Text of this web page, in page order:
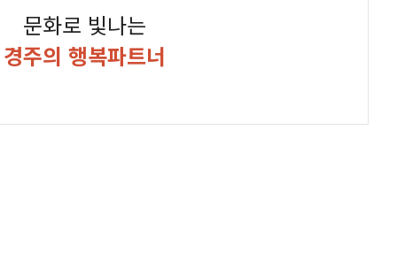
문화로 빛나는
경주의 행복파트너